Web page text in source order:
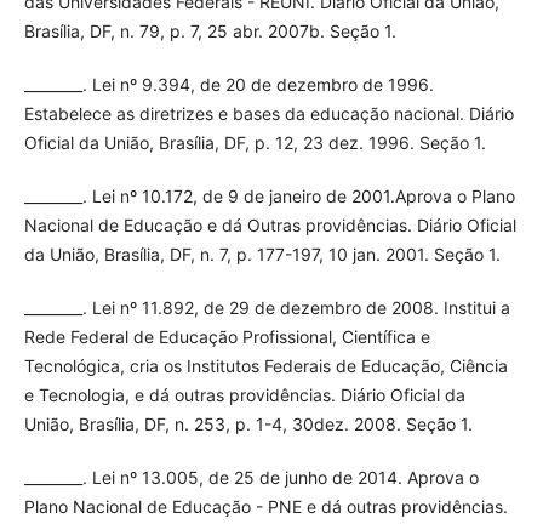
Brasília, DF, n. 79, p. 7, 25 abr. 2007b. Seção 1.
________. Lei nº 9.394, de 20 de dezembro de 1996.
Estabelece as diretrizes e bases da educação nacional. Diário
Oficial da União, Brasília, DF, p. 12, 23 dez. 1996. Seção 1.
________. Lei nº 10.172, de 9 de janeiro de 2001.Aprova o Plano
Nacional de Educação e dá Outras providências. Diário Oficial
da União, Brasília, DF, n. 7, p. 177-197, 10 jan. 2001. Seção 1.
________. Lei nº 11.892, de 29 de dezembro de 2008. Institui a
Rede Federal de Educação Profissional, Científica e
Tecnológica, cria os Institutos Federais de Educação, Ciência
e Tecnologia, e dá outras providências. Diário Oficial da
União, Brasília, DF, n. 253, p. 1-4, 30dez. 2008. Seção 1.
________. Lei nº 13.005, de 25 de junho de 2014. Aprova o
Plano Nacional de Educação - PNE e dá outras providências.